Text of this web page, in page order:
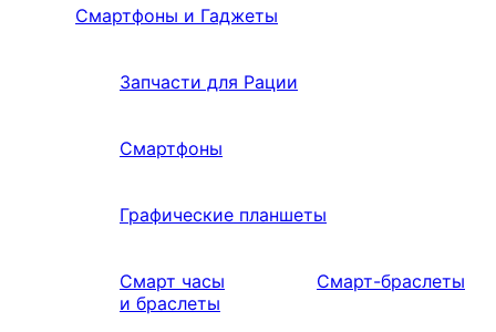
Смартфоны и Гаджеты
Запчасти для Рации
Смартфоны
Графические планшеты
Смарт часы
и браслеты
Смарт-браслеты